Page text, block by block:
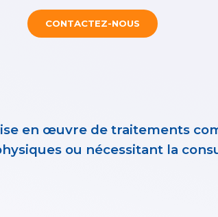
CONTACTEZ-NOUS
en œuvre de traitements
ou nécessitant la